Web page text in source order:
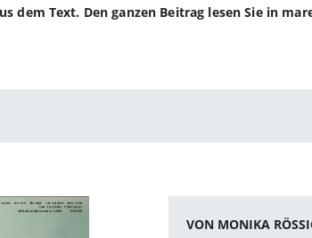
dem Text. Den ganzen Beitrag lesen Sie in
VON MONIKA